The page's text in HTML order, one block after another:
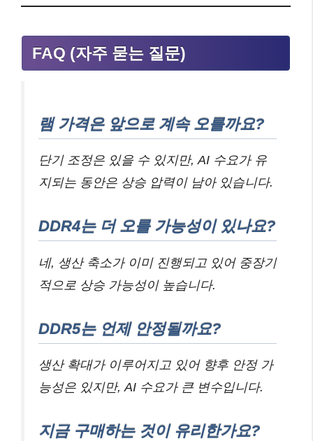
FAQ (자주 묻는 질문)
램 가격은 앞으로 계속 오를까요?
단기 조정은 있을 수 있지만, AI 수요가 유
지되는 동안은 상승 압력이 남아 있습니다.
DDR4는 더 오를 가능성이 있나요?
네, 생산 축소가 이미 진행되고 있어 중장기
적으로 상승 가능성이 높습니다.
DDR5는 언제 안정될까요?
생산 확대가 이루어지고 있어 향후 안정 가
능성은 있지만, AI 수요가 큰 변수입니다.
지금 구매하는 것이 유리한가요?